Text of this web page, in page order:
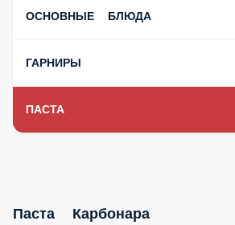
ОСНОВНЫЕ БЛЮДА
ГАРНИРЫ
ПАСТА
Паста Карбонара